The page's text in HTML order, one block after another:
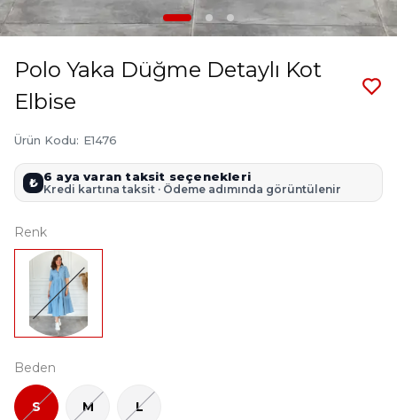
Polo Yaka Düğme Detaylı Kot
Elbise
Ürün Kodu: E1476
₺ 6 aya varan taksit seçenekleri
Kredi kartına taksit · Ödeme adımında görüntülenir
Renk
Beden
S M L